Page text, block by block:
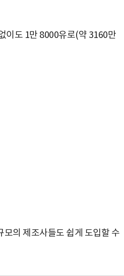
이도 1만 8000유로(약 3160만
모의 제조사들도 쉽게 도입할 수